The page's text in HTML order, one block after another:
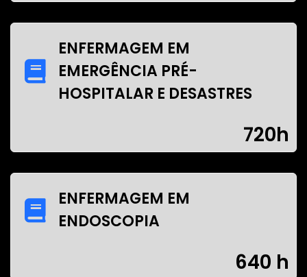
ENFERMAGEM EM
EMERGÊNCIA PRÉ-
HOSPITALAR E DESASTRES
720h
ENFERMAGEM EM
ENDOSCOPIA
640 h